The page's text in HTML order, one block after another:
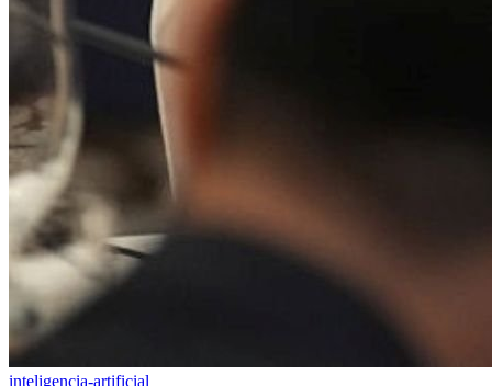
inteligencia-artificial